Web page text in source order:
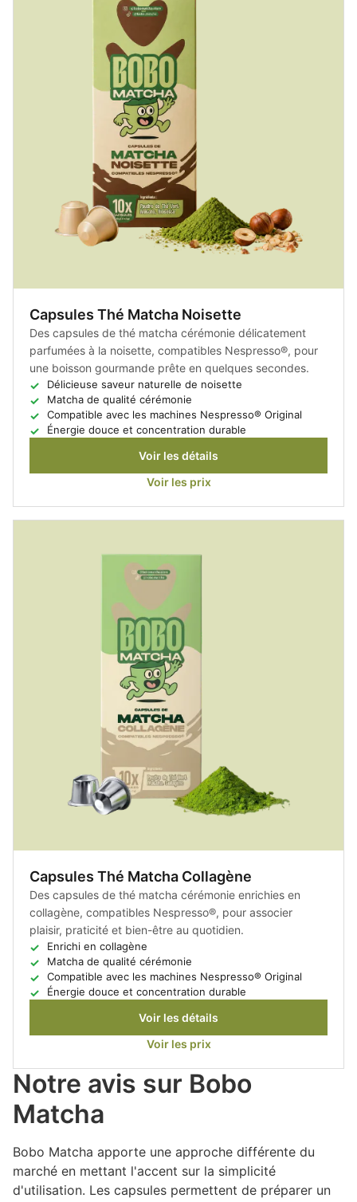
Capsules Thé Matcha Noisette
Des capsules de thé matcha cérémonie délicatement
parfumées à la noisette, compatibles Nespresso®, pour
une boisson gourmande prête en quelques secondes.
Délicieuse saveur naturelle de noisette
Matcha de qualité cérémonie
Compatible avec les machines Nespresso® Original
Énergie douce et concentration durable
Voir les détails
Voir les prix
Capsules Thé Matcha Collagène
Des capsules de thé matcha cérémonie enrichies en
collagène, compatibles Nespresso®, pour associer
plaisir, praticité et bien-être au quotidien.
Enrichi en collagène
Matcha de qualité cérémonie
Compatible avec les machines Nespresso® Original
Énergie douce et concentration durable
Voir les détails
Voir les prix
Notre avis sur Bobo
Matcha
Bobo Matcha apporte une approche différente du
marché en mettant l'accent sur la simplicité
d'utilisation. Les capsules permettent de préparer un